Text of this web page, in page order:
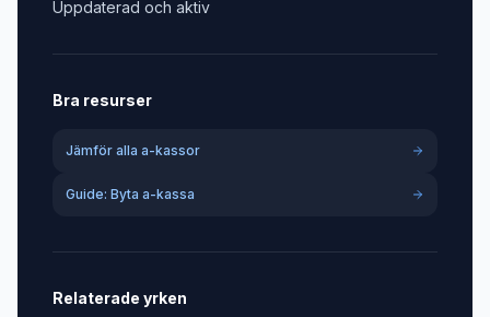
Uppdaterad och aktiv
Bra resurser
Jämför alla a-kassor
Guide: Byta a-kassa
Relaterade yrken